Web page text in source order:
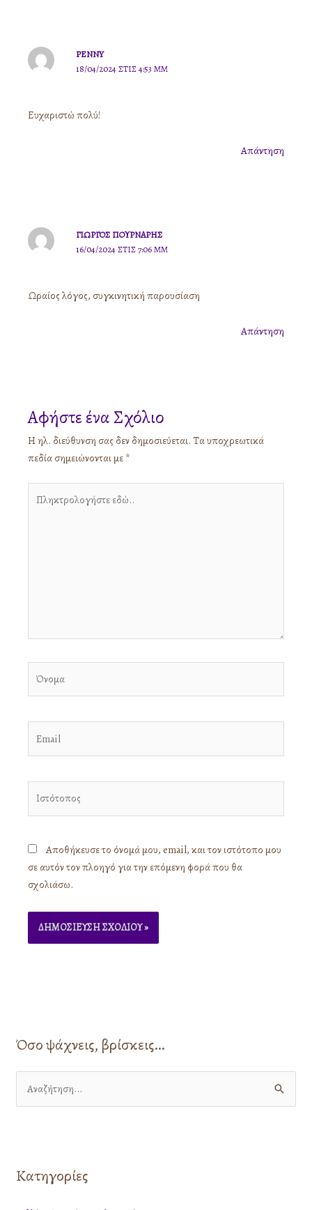
PENNY
18/04/2024 ΣΤΙΣ 4:53 ΜΜ
Ευχαριστώ πολύ!
Απάντηση
ΓΙΏΡΓΟΣ ΠΟΥΡΝΆΡΗΣ
16/04/2024 ΣΤΙΣ 7:06 ΜΜ
Ωραίος λόγος, συγκινητική παρουσίαση
Απάντηση
Αφήστε ένα Σχόλιο
Η ηλ. διεύθυνση σας δεν δημοσιεύεται. Τα υποχρεωτικά
πεδία σημειώνονται με *
εδώ..
Αποθήκευσε το όνομά μου, email, και τον ιστότοπο μου
σε αυτόν τον πλοηγό για την επόμενη φορά που θα
σχολιάσω.
Όσο ψάχνεις, βρίσκεις…
ή
Κατηγορίες